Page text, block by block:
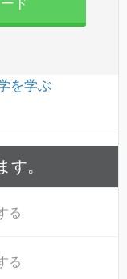
ド
を学ぶ
す。
る
る